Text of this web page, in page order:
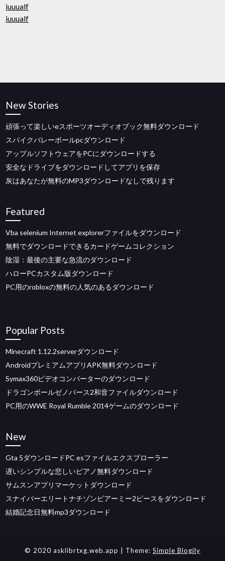
iuuualf
iuuualf
New Stories
頑張って楽しいeスポーツオーディオブック無料ダウンロード
スパイクバレーボールpcダウンロード
アップルソフトウェアをPCにダウンロードする
安全なドライブをダウンロードしてアプリを保存
灰はあなたが無料のMP3ダウンロードなしで残ります
Featured
Vba selenium Internet explorerファイルをダウンロード
無料でダウンロードできるカードゲームコレクション
陰湿：最後の主要な急流のダウンロード
ハローPCカスタム版ダウンロード
PC用のrobloxの無料の人気のあるダウンロード
Popular Posts
Minecraft 1.12.2serverダウンロード
AndroidプレミアムアプリAPK無料ダウンロード
Symax360ビデオコンバーターのダウンロード
ドラゴンボールゼノバース2和音ファイルダウンロード
PC用のWWE Royal Rumble 2014ゲームのダウンロード
New
Gta 5ダウンロードPC esファイルエクスプローラー
遅いシンプルな悲しいピアノ無料ダウンロード
サムスンアプリマーケットダウンロード
スナイパーエリートナチゾンビアーミー2ピースをダウンロード
結婚記念日無料mp3ダウンロード
© 2020 asklibrtxg.web.app | Theme: Simple Blogily